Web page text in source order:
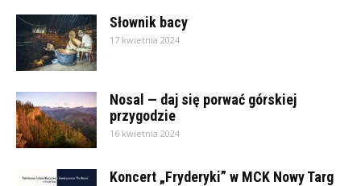
Słownik bacy
17 kwietnia 2024
Nosal — daj się porwać górskiej
przygodzie
16 kwietnia 2024
Koncert „Fryderyki” w MCK Nowy Targ